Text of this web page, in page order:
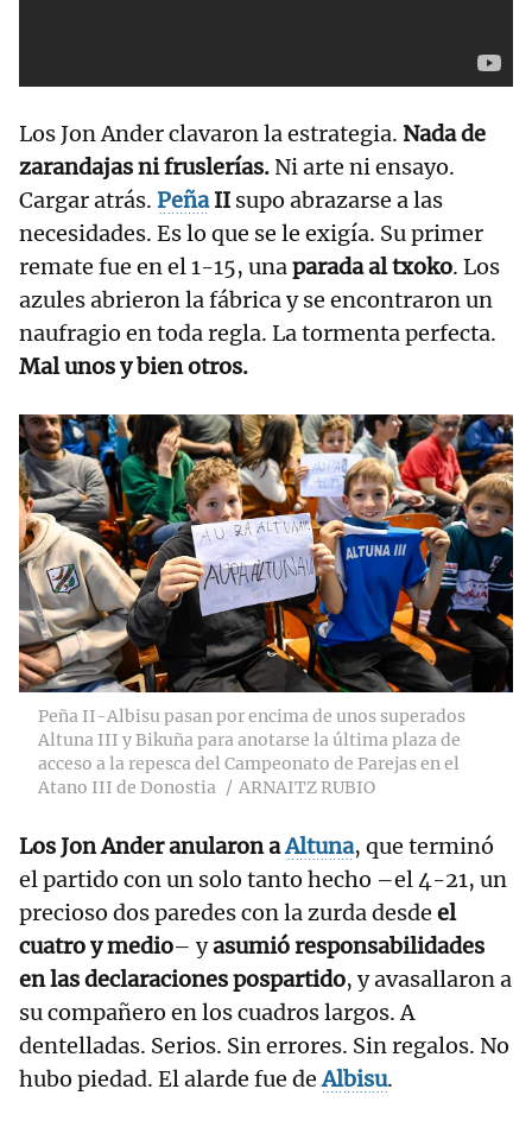
Los Jon Ander clavaron la estrategia. Nada de
zarandajas ni fruslerías. Ni arte ni ensayo.
Cargar atrás. PeñaII supo abrazarse a las
necesidades. Es lo que se le exigía. Su primer
remate fue en el 1-15, una parada al txoko. Los
azules abrieron la fábrica y se encontraron un
naufragio en toda regla. La tormenta perfecta.
Mal unos y bien otros.
Peña II-Albisu pasan por encima de unos superados
Altuna III y Bikuña para anotarse la última plaza de
acceso a la repesca del Campeonato de Parejas en el
Atano III de Donostia
ARNAITZ RUBIO
Los Jon Ander anularon aAltuna, que terminó
el partido con un solo tanto hecho –el 4-21, un
precioso dos paredes con la zurda desde el
cuatro y medio– yasumió responsabilidades
en las declaraciones pospartido, y avasallaron a
su compañero en los cuadros largos. A
dentelladas. Serios. Sin errores. Sin regalos. No
hubo piedad. El alarde fue deAlbisu.